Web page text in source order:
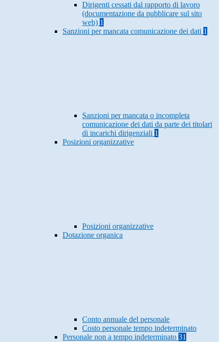
Dirigenti cessati dal rapporto di lavoro
(documentazione da pubblicare sul sito
web) 1
Sanzioni per mancata comunicazione dei dati 1
Sanzioni per mancata o incompleta
comunicazione dei dati da parte dei titolari
di incarichi dirigenziali 1
Posizioni organizzative
Posizioni organizzative
Dotazione organica
Conto annuale del personale
Costo personale tempo indeterminato
Personale non a tempo indeterminato 31